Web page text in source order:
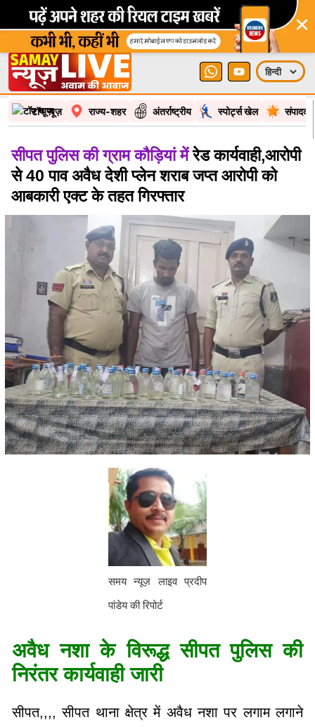
×
टॉप न्यूज़ राज्य-शहर अंतर्राष्ट्रीय स्पोर्ट्स खेल
सीपत पुलिस की ग्राम कौड़ियां मेंरेड कार्यवाही,आरोपी
से 40 पाव अवैध देशी प्लेन शराब जप्त आरोपी को
आबकारी एक्ट के तहत गिरफ्तार
समय न्यूज़ लाइव प्रदीप
पांडेय की रिपोर्ट
अवैध नशा के विरूद्ध सीपत पुलिस की
निरंतर कार्यवाही जारी
सीपत,,,, सीपत थाना क्षेत्र में अवैध नशा पर लगाम लगाने